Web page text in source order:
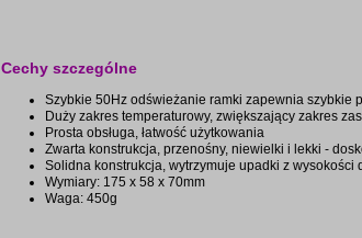
Cechy szczególne
Szybkie 50Hz odświeżanie ramki zapewnia szybkie
Duży zakres temperaturowy, zwiększający zakres
Prosta obsługa, łatwość użytkowania
Zwarta konstrukcja, przenośny, niewielki i lekki -
Solidna konstrukcja, wytrzymuje upadki z wysokości
Wymiary: 175 x 58 x 70mm
Waga: 450g